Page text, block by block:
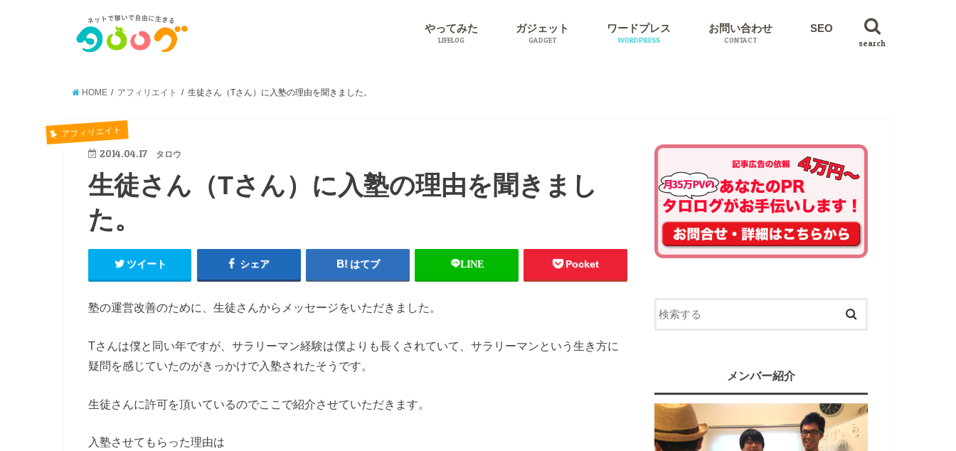
search
やってみた
LIFELOG
ガジェット
GADGET
ワードプレス
WORDPRESS
お問い合わせ
CONTACT
SEO
HOME アフィリエイト 生徒さん（Tさん）に入塾の理由を聞きました。
アフィリエイト
2014.04.17 タロウ
生徒さん（Tさん）に入塾の理由を聞きまし
た。
ツイート シェア はてブ LINE Pocket
塾の運営改善のために、生徒さんからメッセージをいただきました。
Tさんは僕と同い年ですが、サラリーマン経験は僕よりも長くされていて、サラリーマンという生き方に
疑問を感じていたのがきっかけで入塾されたそうです。
生徒さんに許可を頂いているのでここで紹介させていただきます。
入塾させてもらった理由は
メンバー紹介